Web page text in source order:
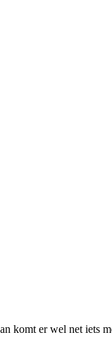
er wel net iets